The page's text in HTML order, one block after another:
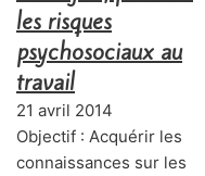
les risques
psychosociaux au
travail
21 avril 2014
Objectif : Acquérir les
connaissances sur les